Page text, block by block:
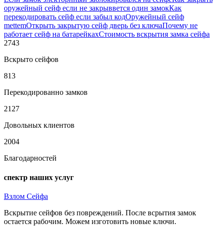
оружейный сейф если не закрыввется один замокКак
перекодировать сейф если забыл кодОружейный сейф
mettemОткрыть закрытую сейф дверь без ключаПочему не
работает сейф на батарейкахСтоимость вскрытия замка сейфа
2743
Вскрыто сейфов
813
Перекодированно замков
2127
Довольных клиентов
2004
Благодарностей
спектр наших услуг
Взлом Сейфа
Вскрытие сейфов без повреждений. После всрытия замок
остается рабочим. Можем изготовить новые ключи.